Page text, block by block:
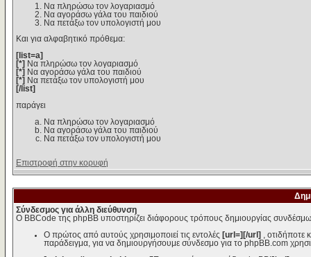
Να πληρώσω τον λογαριασμό
Να αγοράσω γάλα του παιδιού
Να πετάξω τον υπολογιστή μου
Και για αλφαβητικό πρόθεμα:
[list=a]
[*]
Να πληρώσω τον λογαριασμό
[*]
Να αγοράσω γάλα του παιδιού
[*]
Να πετάξω τον υπολογιστή μου
[/list]
παράγει
Να πληρώσω τον λογαριασμό
Να αγοράσω γάλα του παιδιού
Να πετάξω τον υπολογιστή μου
Επιστροφή στην κορυφή
Σύνδεσμος για άλλη διεύθυνση
Ο BBCode της phpBB υποστηρίζει διάφορους τρόπους δημιουργίας
Ο πρώτος από αυτούς χρησιμοποιεί τις εντολές [url=][/url]
, οτιδήποτε
παράδειγμα, για να δημιουργήσουμε σύνδεσμο για το phpBB.com